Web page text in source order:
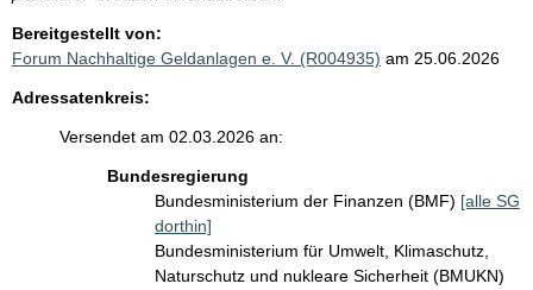
Bereitgestellt von:
Forum Nachhaltige Geldanlagen e. V. (R004935) am 25.06.2026
Adressatenkreis:
Versendet am 02.03.2026 an:
Bundesregierung
Bundesministerium der Finanzen (BMF) [alle SG
dorthin]
Bundesministerium für Umwelt, Klimaschutz,
Naturschutz und nukleare Sicherheit (BMUKN)